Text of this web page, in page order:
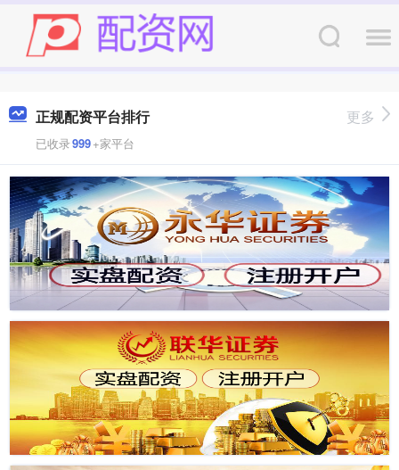
正规配资平台排行
已收录999+家平台
更多